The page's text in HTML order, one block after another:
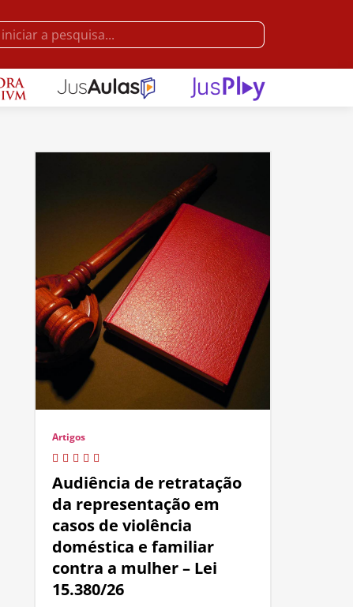
Artigos
Audiência de retratação
da representação em
casos de violência
doméstica e familiar
contra a mulher – Lei
15.380/26